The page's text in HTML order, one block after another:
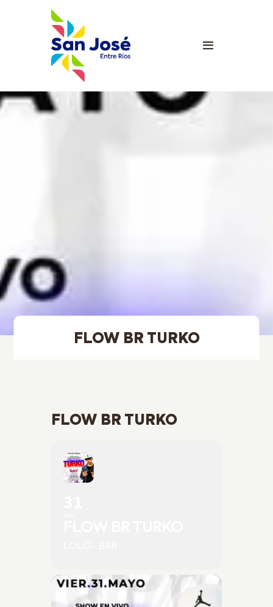
FLOW BR TURKO
FLOW BR TURKO